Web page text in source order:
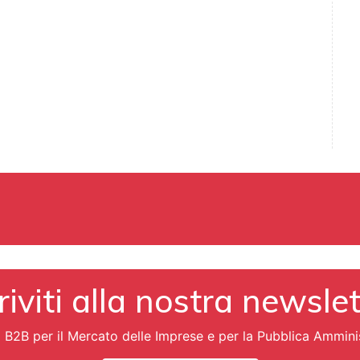
alla nostra
B2B per il Mercato delle Imprese e per la Pubblica